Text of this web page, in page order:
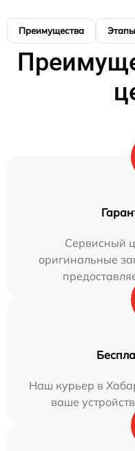
Преимущества
Сервисный
оригинальные
Наш курьер в
ваше